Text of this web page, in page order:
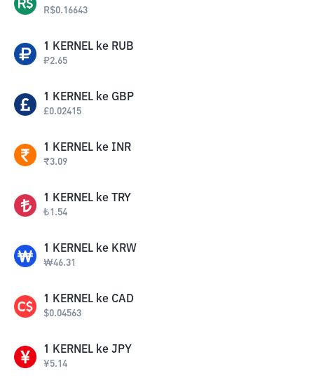
R$0.16643
1 KERNEL ke RUB
₽2.65
1 KERNEL ke GBP
£0.02415
1 KERNEL ke INR
₹3.09
1 KERNEL ke TRY
₺1.54
1 KERNEL ke KRW
₩46.31
1 KERNEL ke CAD
$0.04563
1 KERNEL ke JPY
¥5.14